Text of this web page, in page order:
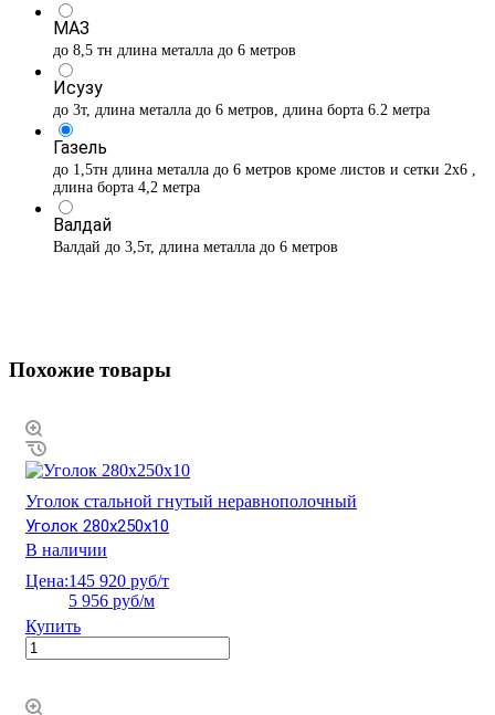
МАЗ
до 8,5 тн длина металла до 6 метров
Исузу
до 3т, длина металла до 6 метров, длина борта 6.2 метра
Газель
до 1,5тн длина металла до 6 метров кроме листов и сетки 2х6 ,
длина борта 4,2 метра
Валдай
Валдай до 3,5т, длина металла до 6 метров
Похожие товары
Уголок стальной гнутый неравнополочный
Уголок 280х250х10
В наличии
Цена:145 920 руб/т
5 956 руб/м
Купить